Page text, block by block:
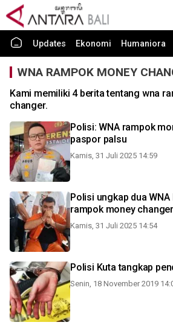
Updates Ekonomi Humaniora
WNA RAMPOK MONEY
Kami memiliki 4 berita tentang wna
changer.
Polisi: WNA rampok
paspor palsu
Kamis, 31 Juli 2025 14:59
Polisi ungkap dua
rampok money
Kamis, 31 Juli 2025 14:54
Polisi Kuta tangkap
Senin, 18 November 2019